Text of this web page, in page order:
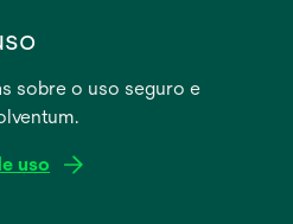
sobre o uso seguro e
uso